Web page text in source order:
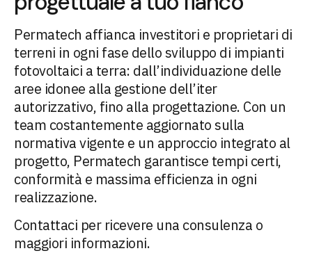
Permatech affianca investitori e proprietari di
terreni in ogni fase dello sviluppo di impianti
fotovoltaici a terra: dall’individuazione delle
aree idonee alla gestione dell’iter
autorizzativo, fino alla progettazione. Con un
team costantemente aggiornato sulla
normativa vigente e un approccio integrato al
progetto, Permatech garantisce tempi certi,
conformità e massima efficienza in ogni
realizzazione.
Contattaci per ricevere una consulenza o
maggiori informazioni.